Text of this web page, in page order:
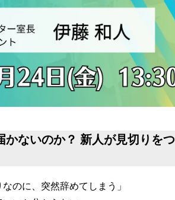
かないのか？ 新人が見切りを
のに、突然辞めてしまう」